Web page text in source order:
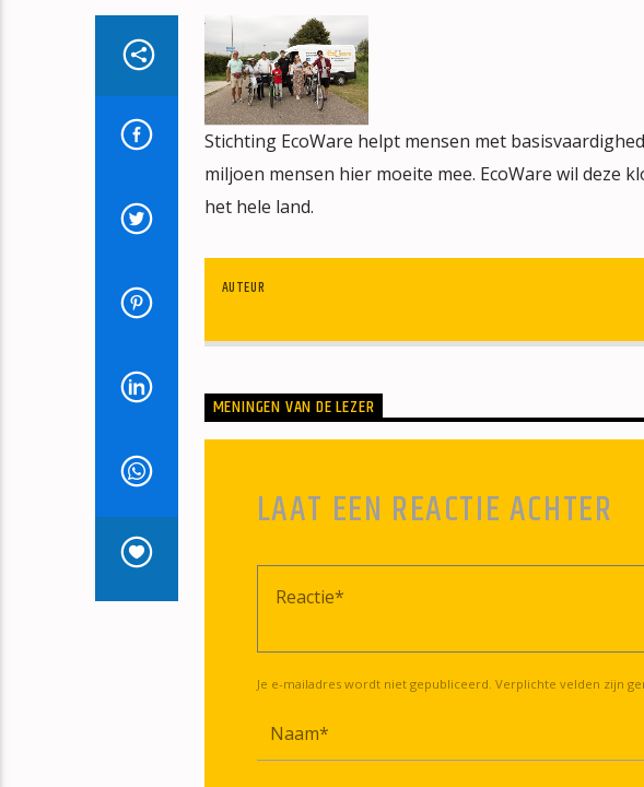
Stichting EcoWare helpt mensen met
miljoen mensen hier moeite mee. EcoWare wil deze
het hele land.
AUTEUR
MENINGEN VAN DE LEZER
LAAT EEN REACTIE ACHTER
Je e-mailadres wordt niet gepubliceerd. Verplichte velden zijn